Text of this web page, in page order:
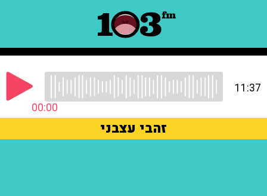
00:00
11:37
זהבי עצבני